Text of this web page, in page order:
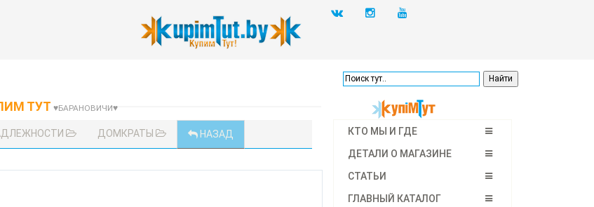
ТУТ ♥БАРАНОВИЧИ♥
ДОМКРАТЫ НАЗАД
КТО МЫ И ГДЕ
ДЕТАЛИ О МАГАЗИНЕ
СТАТЬИ
ГЛАВНЫЙ КАТАЛОГ